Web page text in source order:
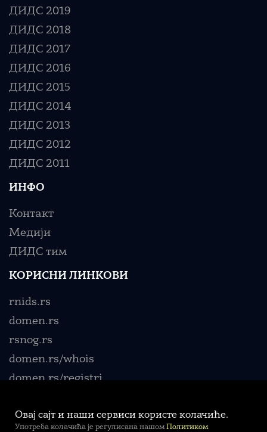
ДИДС 2019
ДИДС 2018
ДИДС 2017
ДИДС 2016
ДИДС 2015
ДИДС 2014
ДИДС 2013
ДИДС 2012
ДИДС 2011
ИНФО
Контакт
Медији
ДИДС тим
КОРИСНИ ЛИНКОВИ
rnids.rs
domen.rs
rsnog.rs
domen.rs/whois
domen.rs/registri
Овај сајт и наши сервиси користе колачиће.
Употреба колачића је регулисана нашомПолитиком